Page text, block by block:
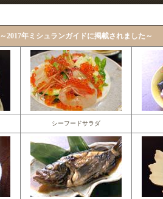
～2017年ミシュランガイドに掲載されました～
シーフードサラダ